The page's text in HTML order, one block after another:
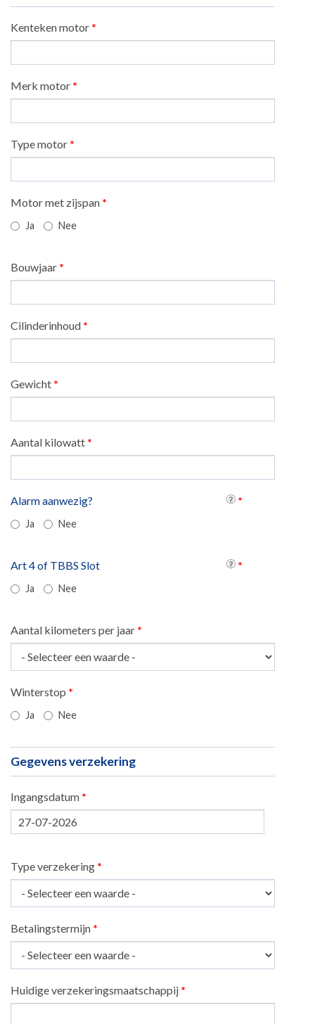
Kenteken motor *
Merk motor *
Type motor *
Motor met zijspan *
Ja Nee
Bouwjaar *
Cilinderinhoud *
Gewicht *
Aantal kilowatt *
Alarm aanwezig? *
Ja Nee
Art 4 of TBBS Slot *
Ja Nee
Aantal kilometers per jaar *
Winterstop *
Ja Nee
Gegevens verzekering
Ingangsdatum *
Datum
Type verzekering *
Betalingstermijn *
Huidige verzekeringsmaatschappij *